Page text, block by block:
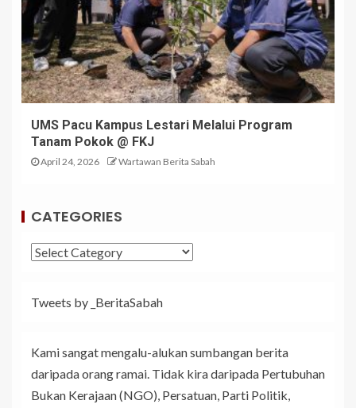
UMS Pacu Kampus Lestari Melalui Program
Tanam Pokok @ FKJ
April 24, 2026 Wartawan Berita Sabah
CATEGORIES
Tweets by _BeritaSabah
Kami sangat mengalu-alukan sumbangan berita
daripada orang ramai. Tidak kira daripada Pertubuhan
Bukan Kerajaan (NGO), Persatuan, Parti Politik,